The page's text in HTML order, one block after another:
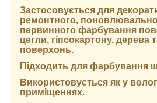
Застосовується для
ремонтного,
первинного фарбування
цегли, гіпсокартону, дерева
поверхонь.
Підходить для фарбування
Використовується як у
приміщеннях.